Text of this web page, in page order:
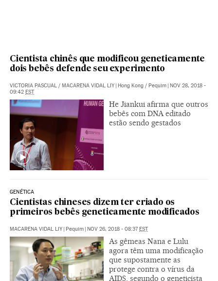
Cientista chinês que modificou geneticamente
dois bebês defende seu experimento
VICTORIA PASCUAL / MACARENA VIDAL LIY | Hong Kong / Pequim | NOV 28, 2018 -
09:42 EST
He Jiankui afirma que outros
bebês com DNA editado
estão sendo gestados
GENÉTICA
Cientistas chineses dizem ter criado os
primeiros bebês geneticamente modificados
MACARENA VIDAL LIY | Pequim | NOV 26, 2018 - 08:37EST
As gêmeas Nana e Lulu
agora têm uma modificação
que supostamente as
protege contra o vírus da
AIDS, segundo o geneticista